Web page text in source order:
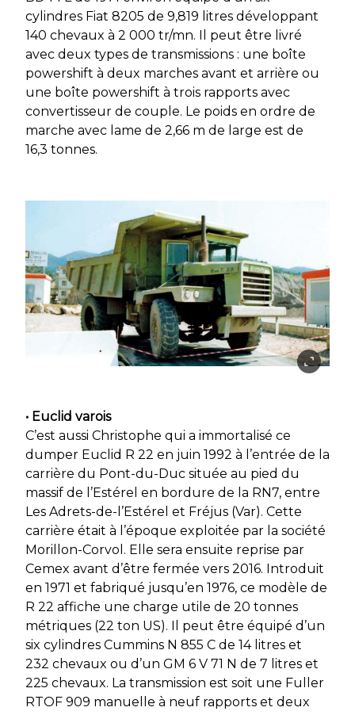
cylindres Fiat 8205 de 9,819 litres développant
140 chevaux à 2 000 tr/mn. Il peut être livré
avec deux types de transmissions : une boîte
powershift à deux marches avant et arrière ou
une boîte powershift à trois rapports avec
convertisseur de couple. Le poids en ordre de
marche avec lame de 2,66 m de large est de
16,3 tonnes.
• Euclid varois
C’est aussi Christophe qui a immortalisé ce
dumper Euclid R 22 en juin 1992 à l’entrée de la
carrière du Pont-du-Duc située au pied du
massif de l’Estérel en bordure de la RN7, entre
Les Adrets-de-l’Estérel et Fréjus (Var). Cette
carrière était à l’époque exploitée par la société
Morillon-Corvol. Elle sera ensuite reprise par
Cemex avant d’être fermée vers 2016. Introduit
en 1971 et fabriqué jusqu’en 1976, ce modèle de
R 22 affiche une charge utile de 20 tonnes
métriques (22 ton US). Il peut être équipé d’un
six cylindres Cummins N 855 C de 14 litres et
232 chevaux ou d’un GM 6 V 71 N de 7 litres et
225 chevaux. La transmission est soit une Fuller
RTOF 909 manuelle à neuf rapports et deux